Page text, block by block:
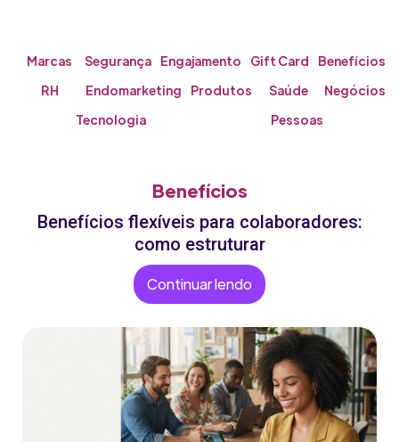
Marcas Segurança Engajamento Gift Card
Benefícios
RH
Endomarketing Produtos Saúde
Negócios
Tecnologia
Pessoas
Benefícios
Benefícios flexíveis para colaboradores:
como estruturar
Continuar lendo